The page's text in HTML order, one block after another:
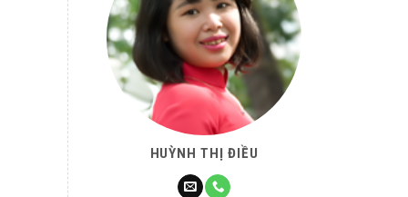
HUỲNH THỊ ĐIỀU